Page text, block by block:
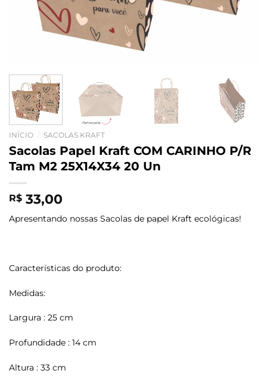
INÍCIO SACOLAS KRAFT
Sacolas Papel Kraft COM CARINHO P/R
Tam M2 25X14X34 20 Un
R$ 33,00
Apresentando nossas Sacolas de papel Kraft ecológicas!
Características do produto:
Medidas:
Largura : 25 cm
Profundidade : 14 cm
Altura : 33 cm